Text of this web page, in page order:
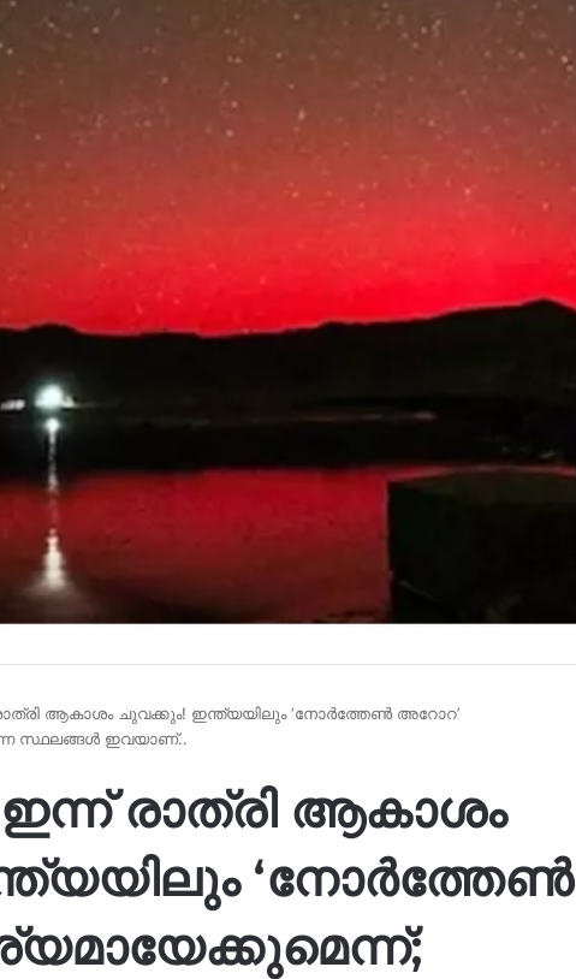
ആകാശം ചുവക്കും! ഇന്ത്യയിലും ‘നോർത്തേൺ അറോറ’
സ്ഥലങ്ങൾ ഇവയാണ്..
രാത്രി ആകാശം
‘നോർത്തേൺ